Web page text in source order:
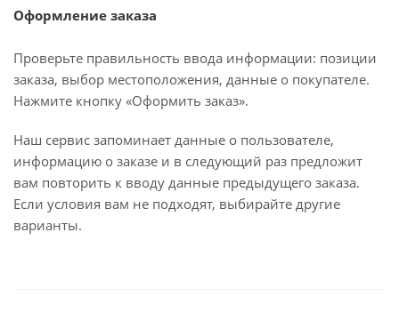
Оформление заказа
Проверьте правильность ввода информации: позиции
заказа, выбор местоположения, данные о покупателе.
Нажмите кнопку «Оформить заказ».
Наш сервис запоминает данные о пользователе,
информацию о заказе и в следующий раз предложит
вам повторить к вводу данные предыдущего заказа.
Если условия вам не подходят, выбирайте другие
варианты.